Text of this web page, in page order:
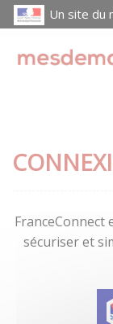
Un site du
sécuriser et